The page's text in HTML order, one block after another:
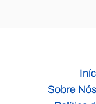
Sobre Nós